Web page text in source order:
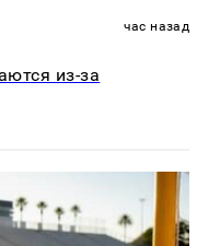
час назад
из-за